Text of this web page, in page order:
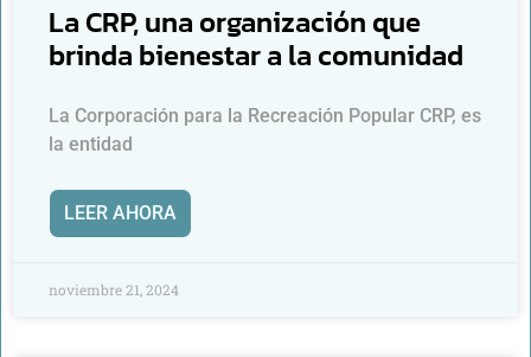
La CRP, una organización que
brinda bienestar a la comunidad
La Corporación para la Recreación Popular CRP, es
la entidad
LEER AHORA
noviembre 21, 2024